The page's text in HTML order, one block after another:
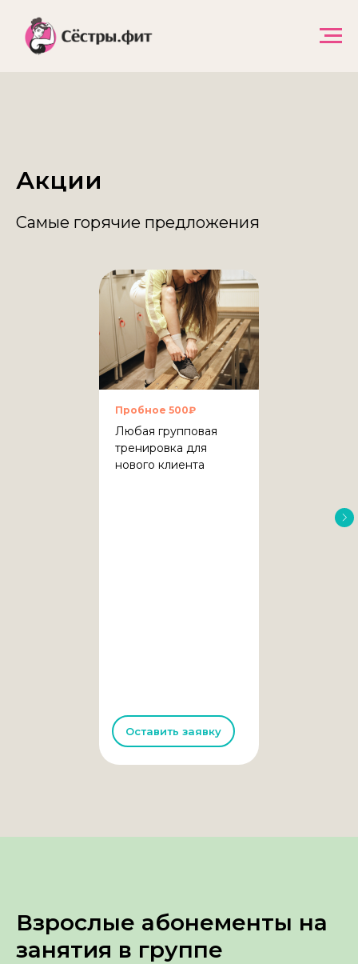
Акции
Самые горячие предложения
Пробное 500₽
Любая групповая
тренировка для
нового клиента
Оставить заявку
Взрослые абонементы на
занятия в группе